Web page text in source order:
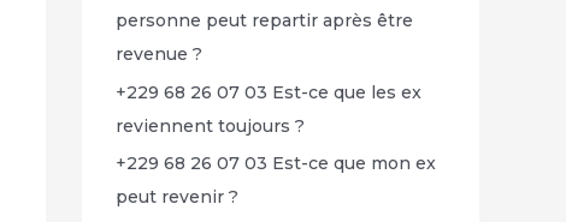
personne peut repartir après être
revenue ?
+229 68 26 07 03 Est-ce que les ex
reviennent toujours ?
+229 68 26 07 03 Est-ce que mon ex
peut revenir ?